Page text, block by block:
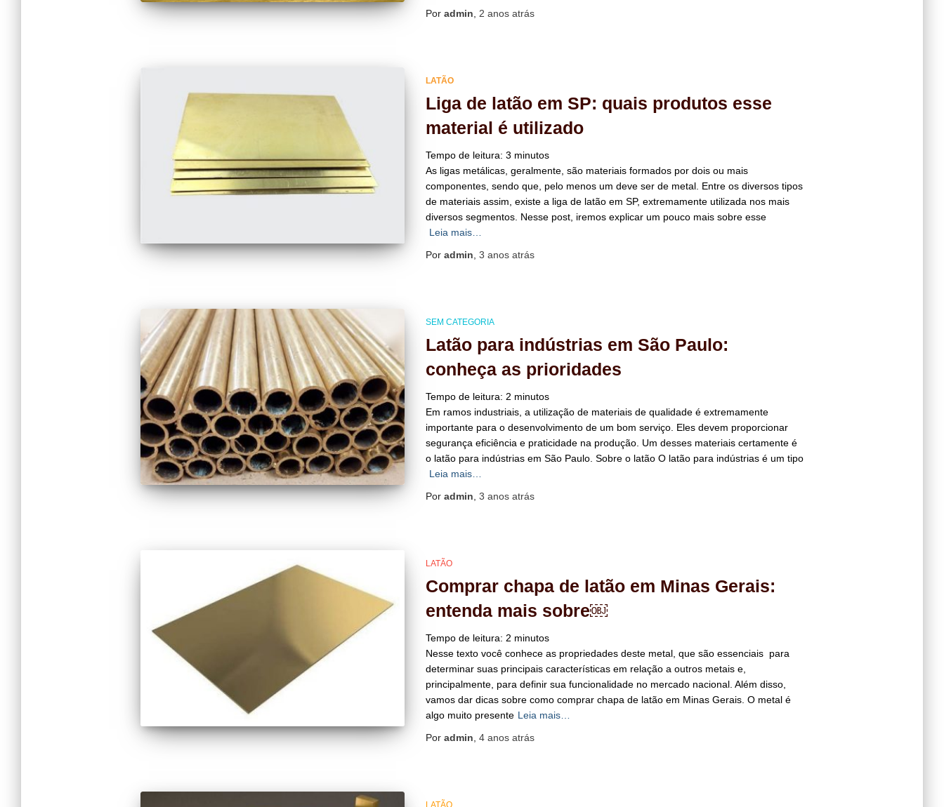
Por admin 2 anosatrás
LATÃO
Liga de latão em SP: quais produtos esse
material é utilizado
Tempo de leitura: 3 minutos
As ligas metálicas, geralmente, são materiais formados por dois ou mais
componentes, sendo que, pelo menos um deve ser de metal. Entre os diversos tipos
de materiais assim, existe a liga de latão em SP, extremamente utilizada nos mais
diversos segmentos. Nesse post, iremos explicar um pouco mais sobre esse
Leia mais…
Por admin 3 anosatrás
SEM CATEGORIA
Latão para indústrias em São Paulo:
conheça as prioridades
Tempo de leitura: 2 minutos
Em ramos industriais, a utilização de materiais de qualidade é extremamente
importante para o desenvolvimento de um bom serviço. Eles devem proporcionar
segurança eficiência e praticidade na produção. Um desses materiais certamente é
o latão para indústrias em São Paulo. Sobre o latão O latão para indústrias é um tipo
Leia mais…
Por admin 3 anosatrás
LATÃO
Comprar chapa de latão em Minas Gerais:
entenda mais sobre￼
Tempo de leitura: 2 minutos
Nesse texto você conhece as propriedades deste metal, que são essenciais para
determinar suas principais características em relação a outros metais e,
principalmente, para definir sua funcionalidade no mercado nacional. Além disso,
vamos dar dicas sobre como comprar chapa de latão em Minas Gerais. O metal é
algo muito presente Leia mais…
Por admin 4 anosatrás
LATÃO